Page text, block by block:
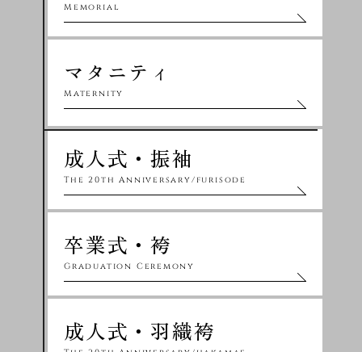
成人式・振袖
The 20th Anniversary/furisode
卒業式・袴
Graduation Ceremony
Memorial
成人式・羽織袴
マタニティ
Maternity